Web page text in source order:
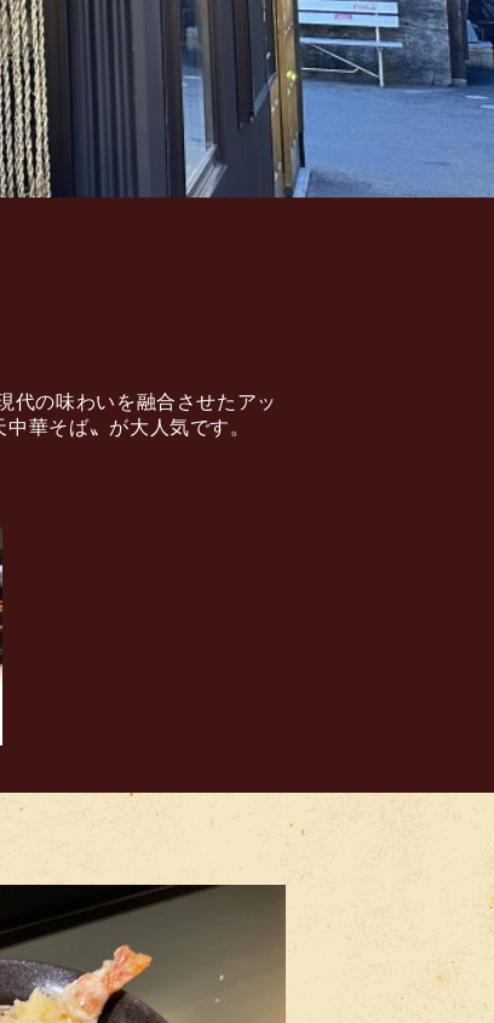
代の味わいを融合させたアッ
華そば〟が大人気です。